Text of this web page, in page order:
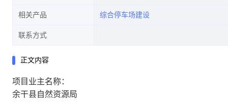
相关产品 综合停车场建设
联系方式
正文内容
项目业主名称：
余干县自然资源局